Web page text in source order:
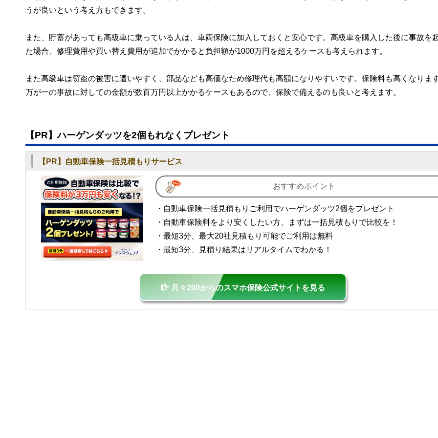
うが良いという考え方もできます。
また、貯蓄があっても高級車に乗っている人は、車両保険に加入しておくと安心です。高級車を購入した後に事故を
た場合、修理費用や買い替え費用が追加でかかると負担額が1000万円を超えるケースも考えられます。
また高級車は窃盗の被害に遭いやすく、部品なども高価なため修理代も高額になりやすいです。保険料も高くなります
万が一の事故に対しての金額が数百万円以上かかるケースもあるので、保険で備えるのも良いと考えます。
【PR】ハーゲンダッツを2個もれなくプレゼント
【PR】自動車保険一括見積もりサービス
おすすめポイント
・自動車保険一括見積もりご利用でハーゲンダッツ2個をプレゼント
・自動車保険料をより安くしたい方、まずは一括見積もりで比較を！
・最短3分、最大20社見積もり可能でご利用は無料
・最短3分、見積り結果はリアルタイムでわかる！
月々200からのスマホ保険公式サイトを見る